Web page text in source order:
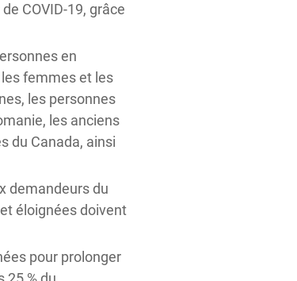
COVID-19, grâce
en
les femmes et les
les personnes
les anciens
du Canada, ainsi
demandeurs du
éloignées doivent
pour prolonger